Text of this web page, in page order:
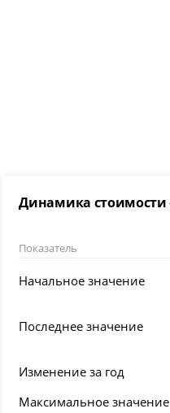
Динамика стоимости
Показатель
Начальное значение
Последнее значение
Изменение за год
Максимальное значение